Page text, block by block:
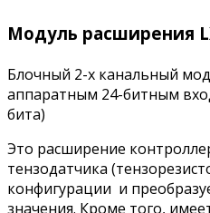
Модуль расширения
Блочный 2-х канальный
аппаратным 24-битным
бита)
Это расширение
тензодатчика
конфигурации и
значения. Кроме того,